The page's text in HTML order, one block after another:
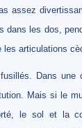
assez
dans les dos,
articulations
Dans une
Mais si le
le sol et la